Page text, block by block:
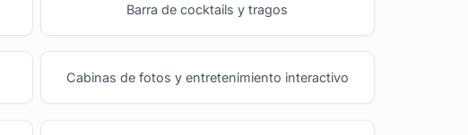
Barra de cocktails y tragos
Cabinas de fotos y entretenimiento interactivo